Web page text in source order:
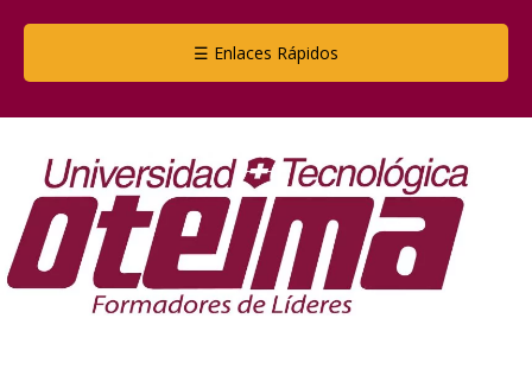
☰ Enlaces Rápidos